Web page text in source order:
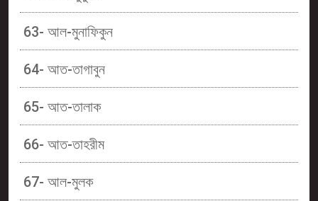
63- আল-মুনাফিকুন
64- আত-তাগাবুন
65- আত-তালাক
66- আত-তাহরীম
67- আল-মুলক